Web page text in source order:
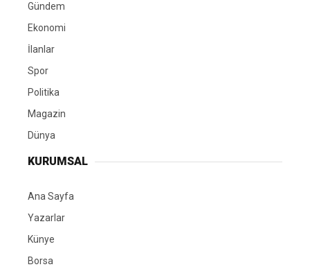
Gündem
Ekonomi
İlanlar
Spor
Politika
Magazin
Dünya
KURUMSAL
Ana Sayfa
Yazarlar
Künye
Borsa